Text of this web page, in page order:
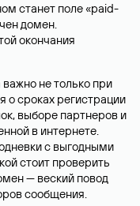
станет поле «paid-
домен.
окончания
не только при
о сроках регистрации
выборе партнеров и
в интернете.
с выгодными
стоит проверить
— веский повод
сообщения.